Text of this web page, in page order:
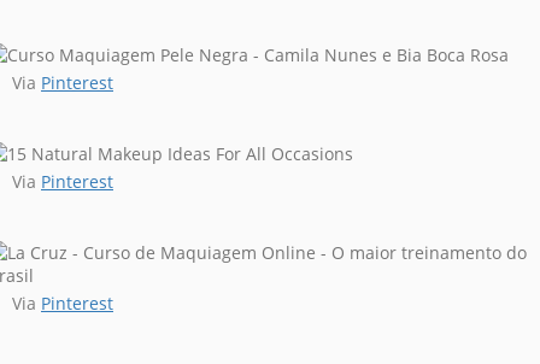
Via Pinterest
Via Pinterest
Via Pinterest